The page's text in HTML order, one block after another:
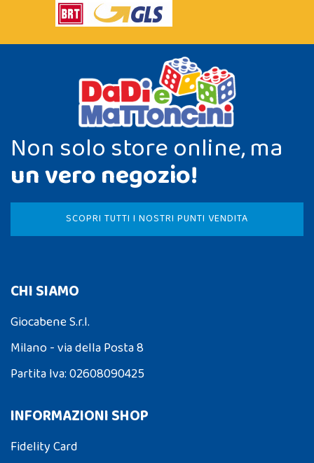
Non solo store online, ma
un vero negozio!
SCOPRI TUTTI I NOSTRI PUNTI VENDITA
CHI SIAMO
Giocabene S.r.l.
Milano - via della Posta 8
Partita Iva: 02608090425
INFORMAZIONI SHOP
Fidelity Card